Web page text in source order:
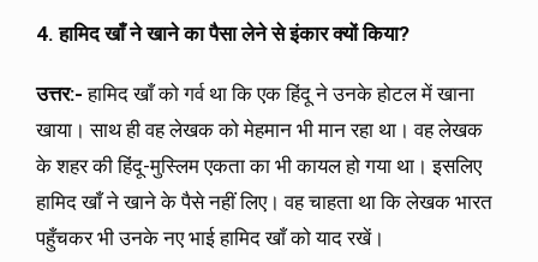
4. हामिद खाँ ने खाने का पैसा लेने से इंकार क्यों किया?
उत्तर:-हामिद खाँ को गर्व था कि एक हिंदू ने उनके होटल में खाना
खाया। साथ ही वह लेखक को मेहमान भी मान रहा था। वह लेखक
के शहर की हिंदू-मुस्लिम एकता का भी कायल हो गया था। इसलिए
हामिद खाँ ने खाने के पैसे नहीं लिए। वह चाहता था कि लेखक भारत
पहुँचकर भी उनके नए भाई हामिद खाँ को याद रखें।